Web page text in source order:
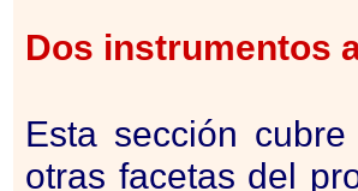
Dos instrumentos
Esta sección
otras facetas del